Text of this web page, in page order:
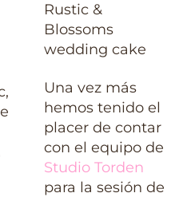
Rustic &
Blossoms
wedding cake
Una vez más
hemos tenido el
placer de contar
con el equipo de
Studio Torden
para la sesión de